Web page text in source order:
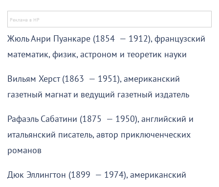
Жюль Анри Пуанкаре (1854 — 1912), французский
математик, физик, астроном и теоретик науки
Вильям Херст (1863 — 1951), американский
газетный магнат и ведущий газетный издатель
Рафаэль Сабатини (1875 — 1950), английский и
итальянский писатель, автор приключенческих
романов
Дюк Эллингтон (1899 — 1974), американский